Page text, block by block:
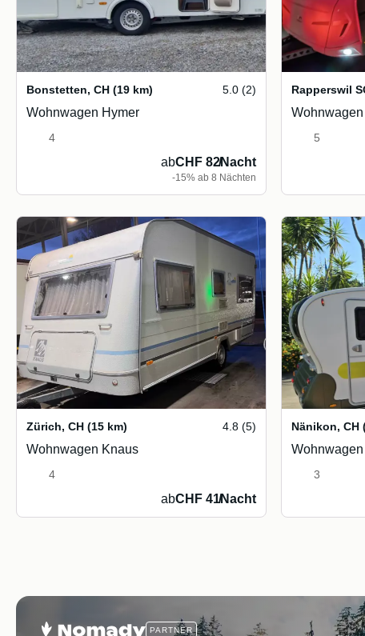
Bonstetten, CH (19 km) 5.0 (2)
Wohnwagen Hymer
4
abCHF 82/Nacht
-15% ab 8 Nächten
Rapperswil
5
Zürich, CH (15 km) 4.8 (5)
Wohnwagen Knaus
4
abCHF 41/Nacht
Nänikon, CH
Wohnwagen
3
PARTNER